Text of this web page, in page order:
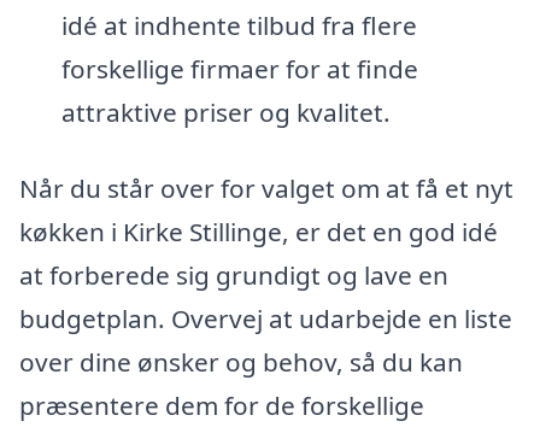
idé at indhente tilbud fra flere
forskellige firmaer for at finde
attraktive priser og kvalitet.
Når du står over for valget om at få et nyt
køkken i Kirke Stillinge, er det en god idé
at forberede sig grundigt og lave en
budgetplan. Overvej at udarbejde en liste
over dine ønsker og behov, så du kan
præsentere dem for de forskellige